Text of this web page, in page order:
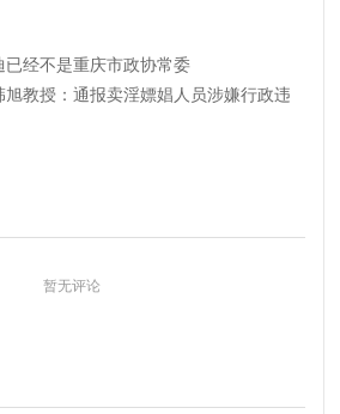
已经不是重庆市政协常委
旭教授：通报卖淫嫖娼人员涉嫌行政违
暂无评论